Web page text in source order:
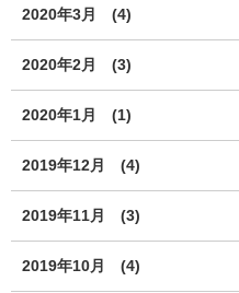
2020年3月 (4)
2020年2月 (3)
2020年1月 (1)
2019年12月 (4)
2019年11月 (3)
2019年10月 (4)